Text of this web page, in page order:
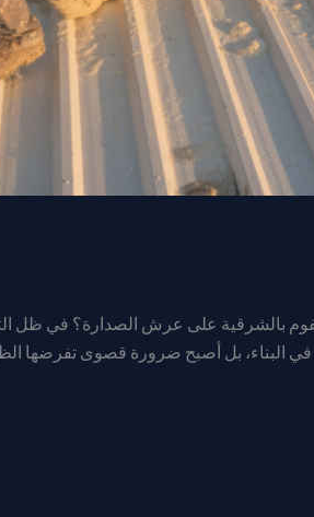
بالشرقية على عرش الصدارة؟ في ظل
في البناء، بل أصبح ضرورة قصوى تفرضها